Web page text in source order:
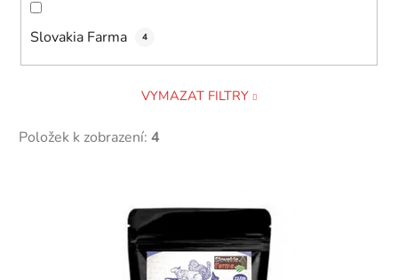
Slovakia Farma 4
VYMAZAT FILTRY
Položek k zobrazení: 4